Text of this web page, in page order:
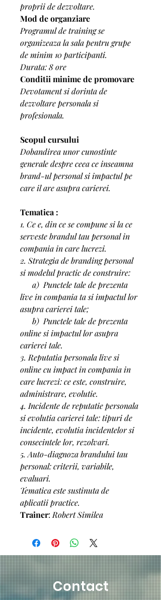
proprii de dezvoltare.
Mod de organziare
Programul de training se
organizeaza la sala pentru grupe
de minim 10 participanti.
Durata: 8 ore
Conditii minime de promovare
Devotament si dorinta de
dezvoltare personala si
profesionala.
Scopul cursului
Dobandirea unor cunostinte
generale despre ceea ce inseamna
brand-ul personal si impactul pe
care il are asupra carierei.
Tematica :
1. Ce e, din ce se compune si la ce
serveste brandul tau personal in
compania in care lucrezi.
2. Strategia de branding personal
si modelul practic de construire:
a)  Punctele tale de prezenta
live in compania ta si impactul lor
asupra carierei tale;
b)  Punctele tale de prezenta
online si impactul lor asupra
carierei tale.
3. Reputatia personala live si
online cu impact in compania in
care lucrezi: ce este, construire,
administrare, evolutie.
4. Incidente de reputatie personala
si evolutia carierei tale: tipuri de
incidente, evolutia incidentelor si
consecintele lor, rezolvari.
5. Auto-diagnoza brandului tau
personal: criterii, variabile,
evaluari.
Tematica este sustinuta de
aplicatii practice.
Trainer: Robert Similea
Contact